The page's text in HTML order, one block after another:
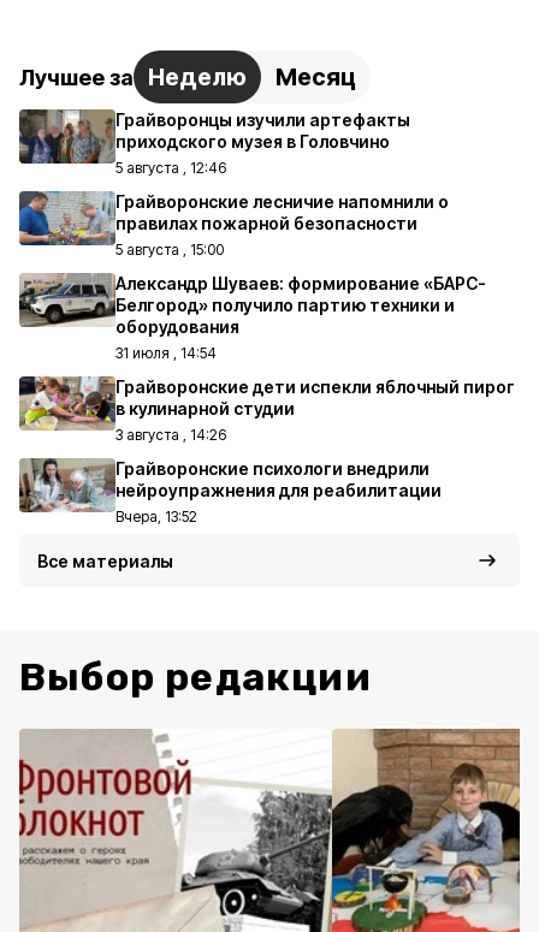
Лучшее за Неделю Месяц
Грайворонцы изучили артефакты
приходского музея в Головчино
5 августа , 12:46
Грайворонские лесничие напомнили о
правилах пожарной безопасности
5 августа , 15:00
Александр Шуваев: формирование «БАРС-
Белгород» получило партию техники и
оборудования
31 июля , 14:54
Грайворонские дети испекли яблочный пирог
в кулинарной студии
3 августа , 14:26
Грайворонские психологи внедрили
нейроупражнения для реабилитации
Вчера, 13:52
Все материалы
Выбор редакции